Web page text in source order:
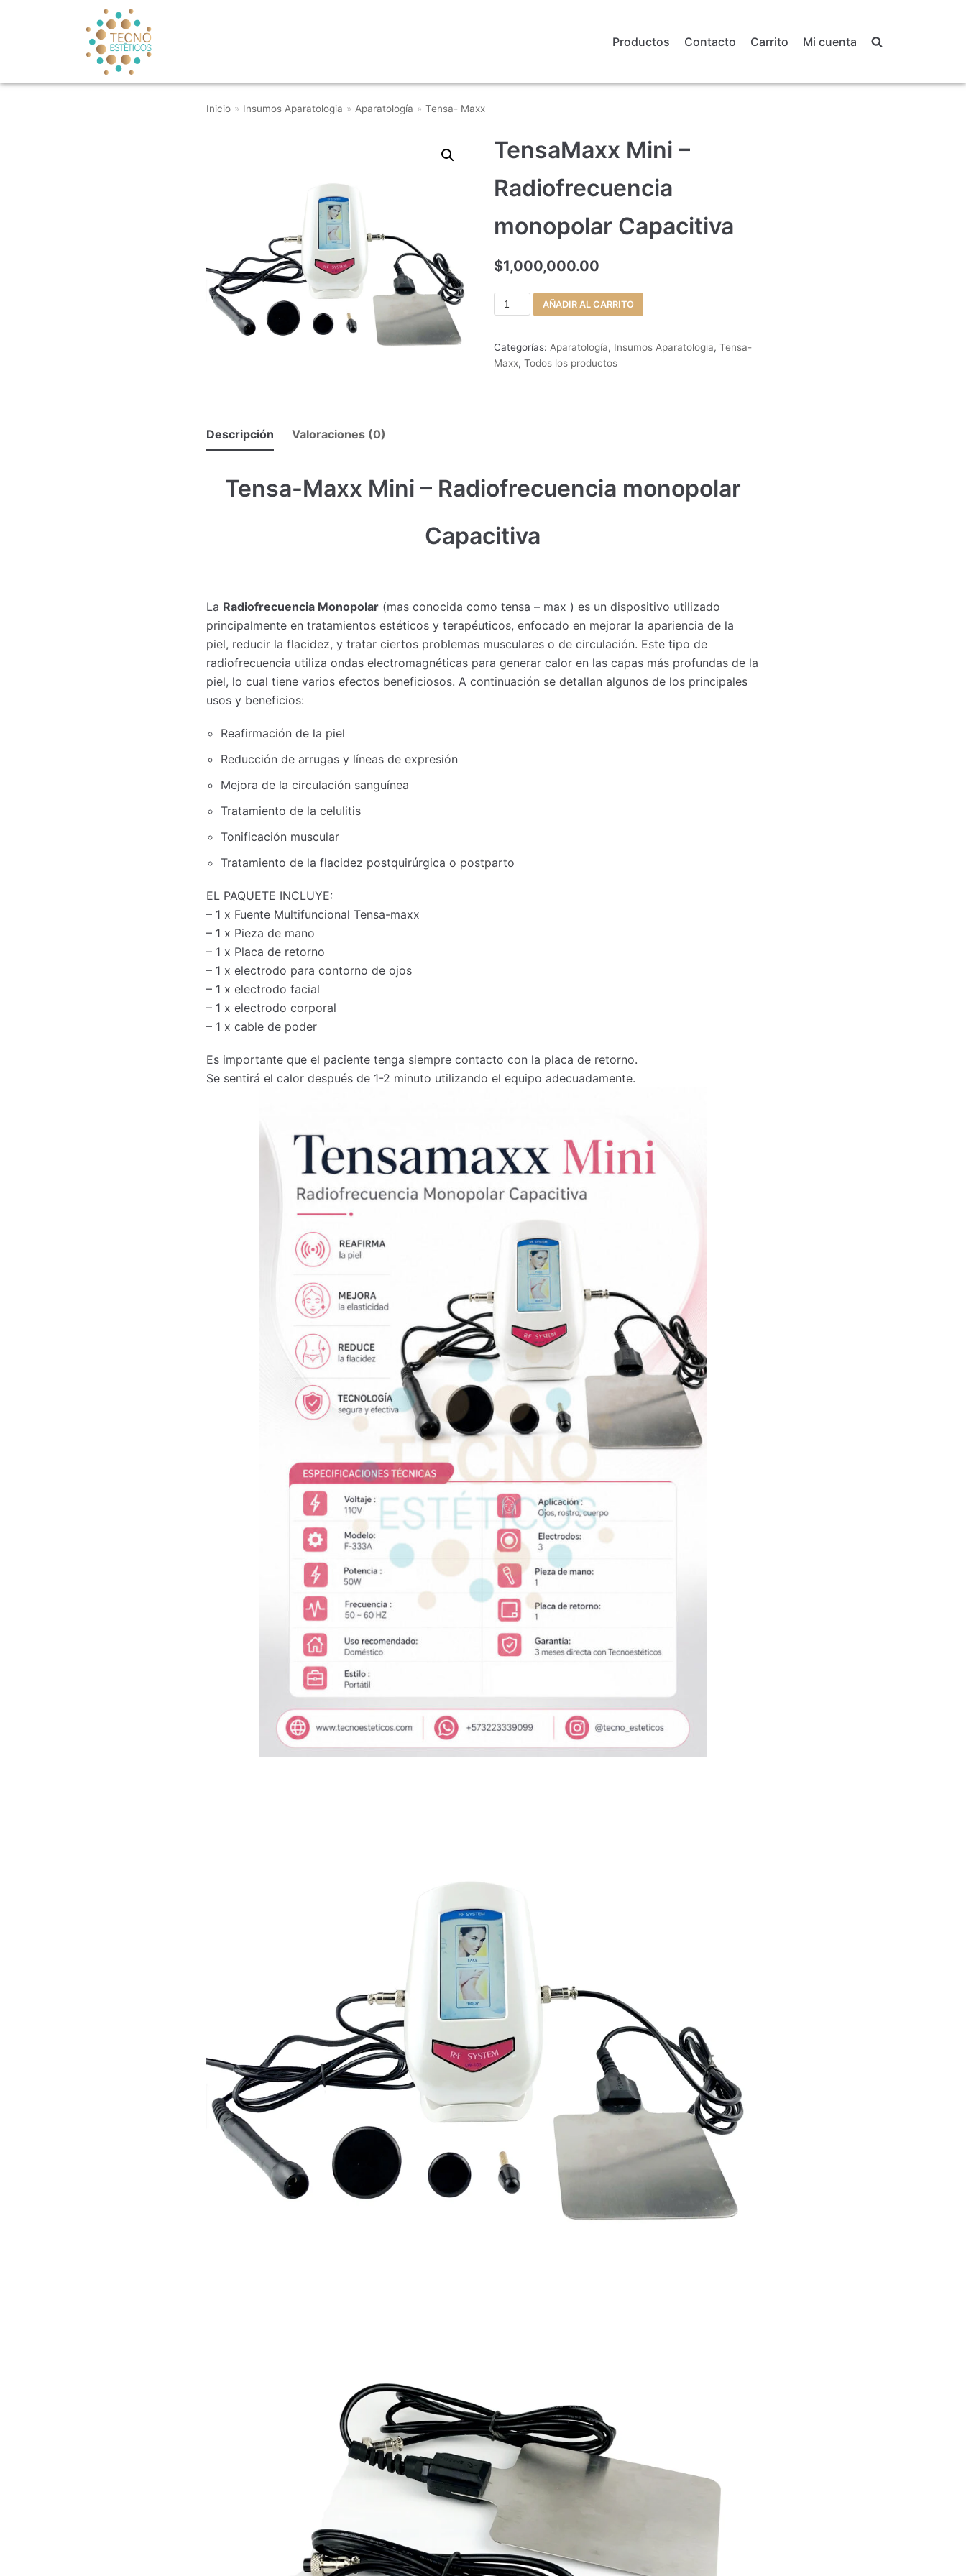
Productos Contacto Carrito Mi cuenta
Inicio » Insumos Aparatologia » Aparatología » Tensa- Maxx
TensaMaxx Mini –
Radiofrecuencia
monopolar Capacitiva
$1,000,000.00
AÑADIR AL CARRITO
Categorías: Aparatología, Insumos Aparatologia,Tensa-
Maxx,Todos los productos
Descripción Valoraciones (0)
Tensa-Maxx Mini – Radiofrecuencia monopolar
Capacitiva
La Radiofrecuencia Monopolar (mas conocida como tensa – max ) es un dispositivo utilizado
principalmente en tratamientos estéticos y terapéuticos, enfocado en mejorar la apariencia de la
piel, reducir la flacidez, y tratar ciertos problemas musculares o de circulación. Este tipo de
radiofrecuencia utiliza ondas electromagnéticas para generar calor en las capas más profundas de la
piel, lo cual tiene varios efectos beneficiosos. A continuación se detallan algunos de los principales
usos y beneficios:
Reafirmación de la piel
Reducción de arrugas y líneas de expresión
Mejora de la circulación sanguínea
Tratamiento de la celulitis
Tonificación muscular
Tratamiento de la flacidez postquirúrgica o postparto
EL PAQUETE INCLUYE:
– 1 x Fuente Multifuncional Tensa-maxx
– 1 x Pieza de mano
– 1 x Placa de retorno
– 1 x electrodo para contorno de ojos
– 1 x electrodo facial
– 1 x electrodo corporal
– 1 x cable de poder
Es importante que el paciente tenga siempre contacto con la placa de retorno.
Se sentirá el calor después de 1-2 minuto utilizando el equipo adecuadamente.